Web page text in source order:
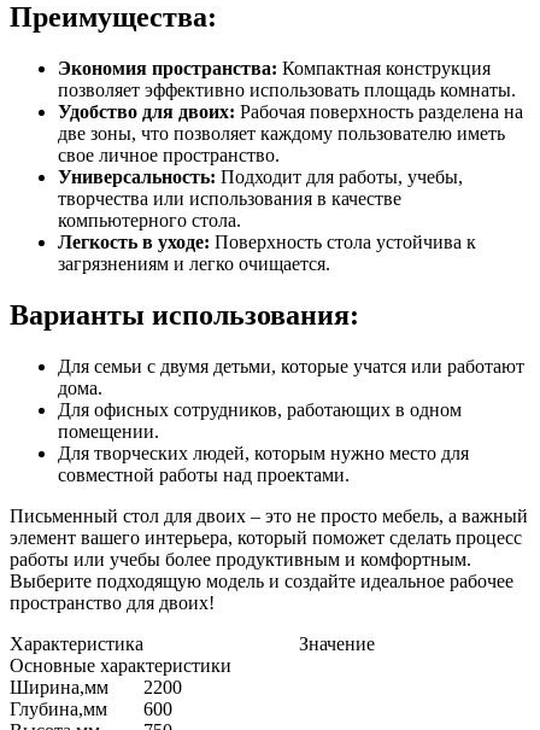
Преимущества:
Экономия пространства: Компактная конструкция
позволяет эффективно использовать площадь комнаты.
Удобство для двоих: Рабочая поверхность разделена на
две зоны, что позволяет каждому пользователю иметь
свое личное пространство.
Универсальность: Подходит для работы, учебы,
творчества или использования в качестве
компьютерного стола.
Легкость в уходе: Поверхность стола устойчива к
загрязнениям и легко очищается.
Варианты использования:
Для семьи с двумя детьми, которые учатся или работают
дома.
Для офисных сотрудников, работающих в одном
помещении.
Для творческих людей, которым нужно место для
совместной работы над проектами.
Письменный стол для двоих – это не просто мебель, а важный
элемент вашего интерьера, который поможет сделать процесс
работы или учебы более продуктивным и комфортным.
Выберите подходящую модель и создайте идеальное рабочее
пространство для двоих!
Характеристика
Значение
Основные характеристики
Ширина,мм
2200
Глубина,мм
600